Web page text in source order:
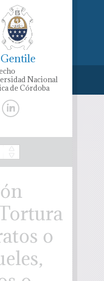
Nacional
de Córdoba
o